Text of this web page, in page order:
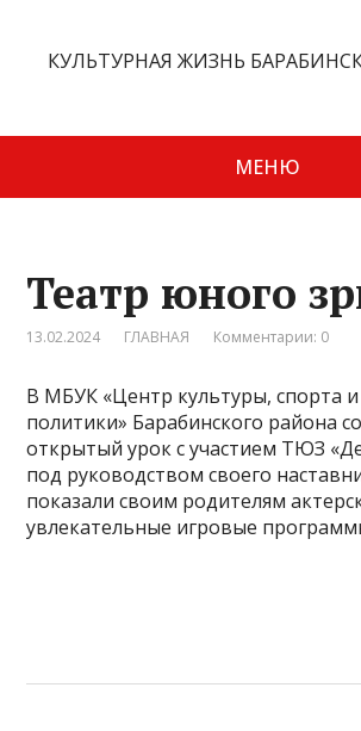
КУЛЬТУРНАЯ ЖИЗНЬ
МЕНЮ
Театр юного
13.02.2024 ГЛАВНАЯ Комментарии: 0
В МБУК «Центр культуры, спорта
политики» Барабинского района
открытый урок с участием ТЮЗ
под руководством своего
показали своим родителям
увлекательные игровые